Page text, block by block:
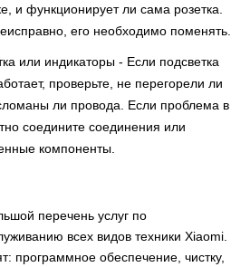
и функционирует ли сама розетка.
его необходимо поменять.
или индикаторы - Если подсветка
проверьте, не перегорели ли
ли провода. Если проблема в
соедините соединения или
компоненты.
перечень услуг по
всех видов техники Xiaomi.
программное обеспечение, чистку,